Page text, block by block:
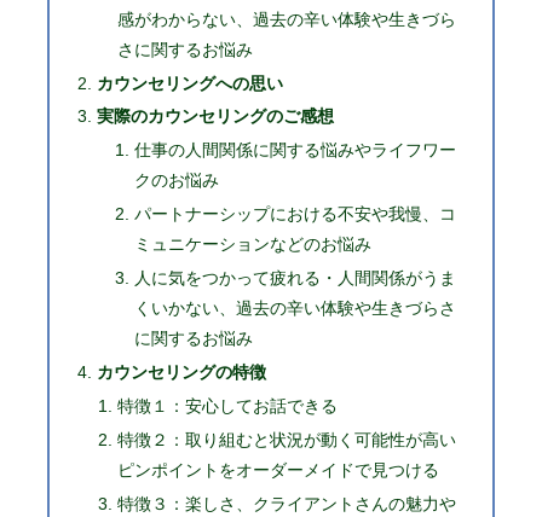
感がわからない、過去の辛い体験や生きづら
さに関するお悩み
カウンセリングへの思い
実際のカウンセリングのご感想
仕事の人間関係に関する悩みやライフワー
クのお悩み
パートナーシップにおける不安や我慢、コ
ミュニケーションなどのお悩み
人に気をつかって疲れる・人間関係がうま
くいかない、過去の辛い体験や生きづらさ
に関するお悩み
カウンセリングの特徴
特徴１：安心してお話できる
特徴２：取り組むと状況が動く可能性が高い
ピンポイントをオーダーメイドで見つける
特徴３：楽しさ、クライアントさんの魅力や